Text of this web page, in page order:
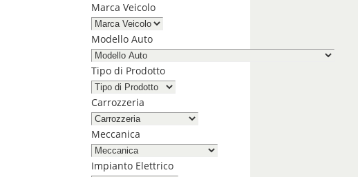
Marca Veicolo
Modello Auto
Tipo di Prodotto
Carrozzeria
Meccanica
Impianto Elettrico